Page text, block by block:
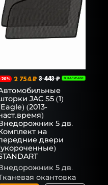
-20% 2 754 ₽ 3 443 ₽ В НАЛИЧИИ
JAC S5 (1)
(2013-
5 дв.
на
двери
5 дв.
окантовка